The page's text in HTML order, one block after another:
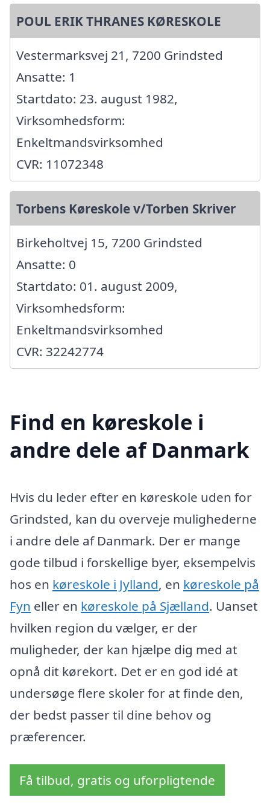
POUL ERIK THRANES KØRESKOLE
Vestermarksvej 21, 7200 Grindsted
Ansatte: 1
Startdato: 23. august 1982,
Virksomhedsform:
Enkeltmandsvirksomhed
CVR: 11072348
Torbens Køreskole v/Torben Skriver
Birkeholtvej 15, 7200 Grindsted
Ansatte: 0
Startdato: 01. august 2009,
Virksomhedsform:
Enkeltmandsvirksomhed
CVR: 32242774
Find en køreskole i
andre dele af Danmark
Hvis du leder efter en køreskole uden for
Grindsted, kan du overveje mulighederne
i andre dele af Danmark. Der er mange
gode tilbud i forskellige byer, eksempelvis
hos en køreskole i Jylland, en køreskole på
Fyn eller en køreskole på Sjælland. Uanset
hvilken region du vælger, er der
muligheder, der kan hjælpe dig med at
opnå dit kørekort. Det er en god idé at
undersøge flere skoler for at finde den,
der bedst passer til dine behov og
præferencer.
Få tilbud, gratis og uforpligtende